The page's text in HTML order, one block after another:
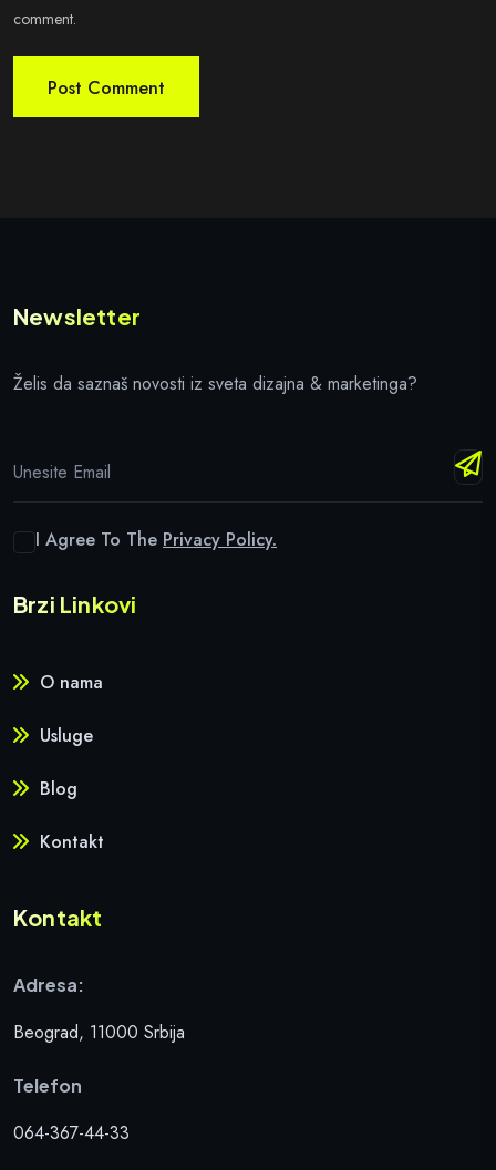
comment.
Newsletter
Želis da saznaš novosti iz sveta dizajna & marketinga?
I Agree To The Privacy Policy.
Brzi Linkovi
O nama
Usluge
Blog
Kontakt
Kontakt
Adresa:
Beograd, 11000 Srbija
Telefon
064-367-44-33